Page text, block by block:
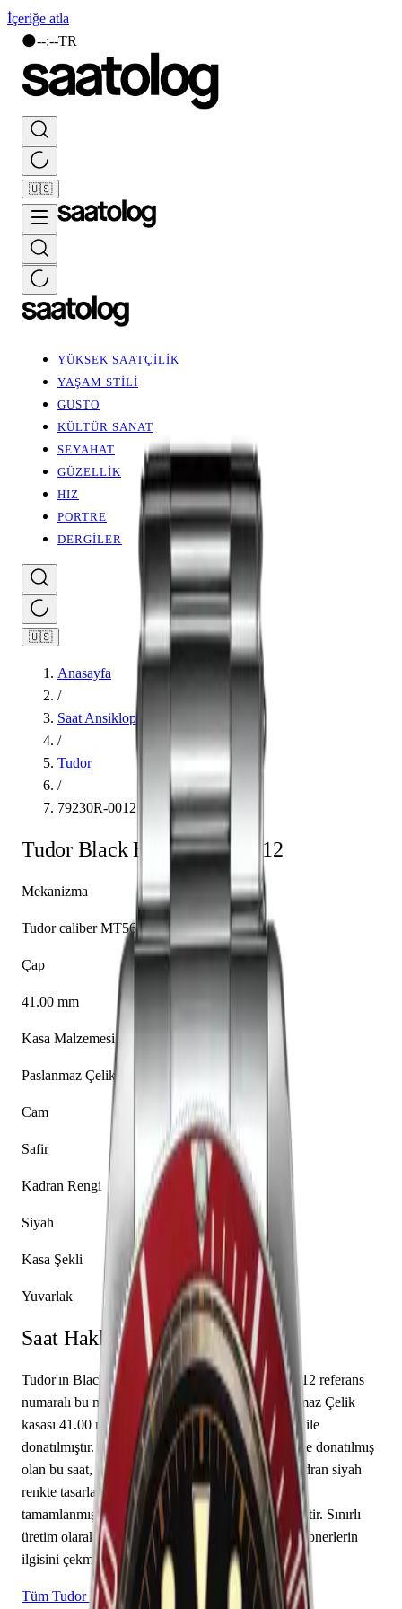
İçeriğe atla
🌑--:--TR
🇺🇸
YÜKSEK SAATÇİLİK
YAŞAM STİLİ
GUSTO
KÜLTÜR SANAT
SEYAHAT
GÜZELLİK
HIZ
PORTRE
DERGİLER
🇺🇸
Anasayfa
/
Saat Ansiklopedisi
/
Tudor
/
79230R-0012
Tudor Black Bay 79230R-0012
Mekanizma
Tudor caliber MT5602
Çap
41.00 mm
Kasa Malzemesi
Paslanmaz Çelik
Cam
Safir
Kadran Rengi
Siyah
Kasa Şekli
Yuvarlak
Saat Hakkında
Tudor'ın Black Bay koleksiyonundan 79230R-0012 referans
numaralı bu model, seçkin bir kol saatidir. Paslanmaz Çelik
kasası 41.00 mm çapında tasarlanmış ve safir cam ile
donatılmıştır. Tudor caliber MT5602 mekanizma ile donatılmış
olan bu saat, saat, dakika özelliklerine sahiptir. Kadran siyah
renkte tasarlanmış olup çubuk / nokta indekslerle
tamamlanmıştır. Kapalı arka kapak özelliğine sahiptir. Sınırlı
üretim olarak piyasaya sunulan bu model, koleksiyonerlerin
ilgisini çekmektedir.
Tüm Tudor Modelleri